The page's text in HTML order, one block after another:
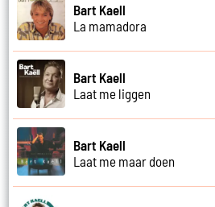
Bart Kaell
La mamadora
Bart Kaell
Laat me liggen
Bart Kaell
Laat me maar doen